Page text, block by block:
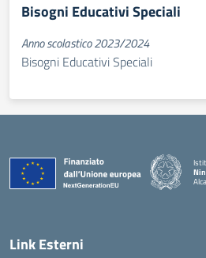
Bisogni Educativi Speciali
Anno scolastico 2023/2024
Bisogni Educativi Speciali
Link Esterni